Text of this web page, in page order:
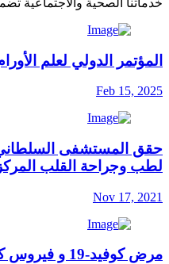
المؤتمر الدولي لعلم
Feb 15, 2025
حقق المستشفى
لطب وجراحة القلب المركز
Nov 17, 2021
مرض كوفيد-19 و فيروس كورونا